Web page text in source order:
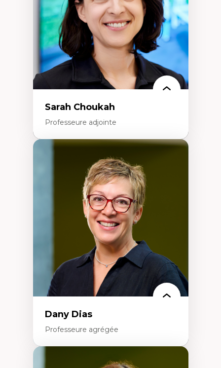
Mouvements sociaux
Théories de l’État
Sarah Choukah
Professeure adjointe
Démocratisation des nouvelles
technologies et biotechnologies
Données ouvertes
Bioart, programmation et électronique
Histoire sociale et culturelle des
technologies numériques
Résistances et droits numériques
Internet des objets
Problématiques relatives à l’intelligence
artificielle, l’apprentissage machine et les
hautes technologies
Féminismes et nouvelles technologies
Dany Dias
Professeure agrégée